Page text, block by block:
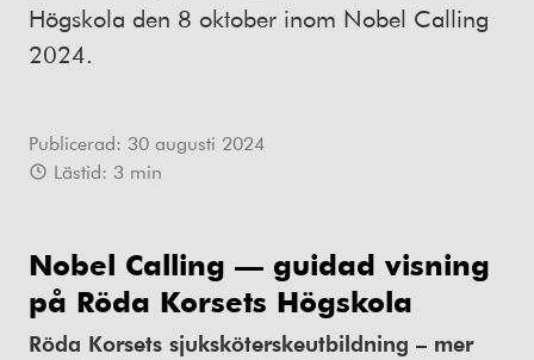
Högskola den 8 oktober inom Nobel Calling
2024.
Publicerad: 30 augusti 2024
Lästid: 3 min
Nobel Calling — guidad visning
på Röda Korsets Högskola
Röda Korsets sjuksköterskeutbildning – mer